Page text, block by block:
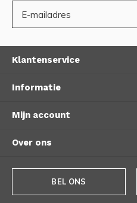
Klantenservice
Informatie
Mijn account
Over ons
BEL ONS